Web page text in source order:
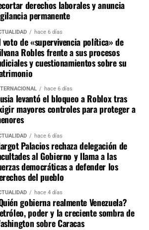
en uno de los expedientes de
derivados del gobierno de Pedro
la decisión aún podría ser
recurso de apelación, por lo que el
ha quedado concluido de
un escenario de alta tensión
de las elecciones generales y
de transferencia de gobierno entre el
Balcázar y la presidenta electa
analistas constitucionales, la
debate sobre la calidad de las
en casos de corrupción y vuelve a
la actuación del sistema de justicia
sensibilidad política.
derechos laborales y anuncia
permanente
hace 6 días
voto de «supervivencia política» de
Robles frente a sus procesos
y cuestionamientos sobre su
hace 6 días
levantó el bloqueo a Roblox tras
mayores controles para proteger a
hace 6 días
Palacios rechaza delegación de
al Gobierno y llama a las
democráticas a defender los
del pueblo
hace 4 días
gobierna realmente Venezuela?
poder y la creciente sombra de
sobre Caracas